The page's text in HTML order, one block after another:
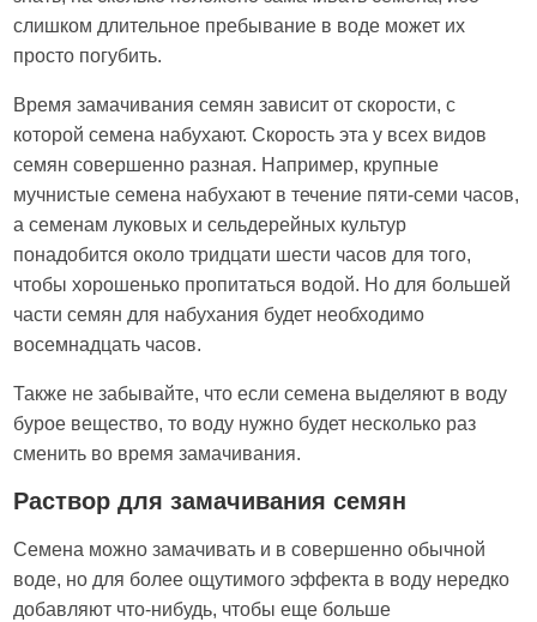
слишком длительное пребывание в воде может их
просто погубить.
Время замачивания семян зависит от скорости, с
которой семена набухают. Скорость эта у всех видов
семян совершенно разная. Например, крупные
мучнистые семена набухают в течение пяти-семи часов,
а семенам луковых и сельдерейных культур
понадобится около тридцати шести часов для того,
чтобы хорошенько пропитаться водой. Но для большей
части семян для набухания будет необходимо
восемнадцать часов.
Также не забывайте, что если семена выделяют в воду
бурое вещество, то воду нужно будет несколько раз
сменить во время замачивания.
Раствор для замачивания семян
Семена можно замачивать и в совершенно обычной
воде, но для более ощутимого эффекта в воду нередко
добавляют что-нибудь, чтобы еще больше